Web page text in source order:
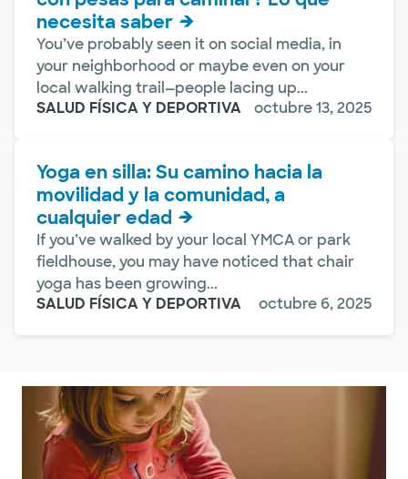
necesita saber
You’ve probably seen it on social media, in
your neighborhood or maybe even on your
local walking trail—people lacing up...
SALUD FÍSICA Y DEPORTIVA
octubre 13, 2025
Yoga en silla: Su camino hacia la
movilidad y la comunidad, a
cualquier edad
If you’ve walked by your local YMCA or park
fieldhouse, you may have noticed that chair
yoga has been growing...
SALUD FÍSICA Y DEPORTIVA
octubre 6, 2025